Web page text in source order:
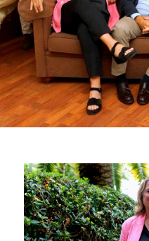
mejora que nos
bajo un criterio
situando al socio y a
principal de todas
COMITÉ EJECUTIVO
Javier Moreno
Pere Viñolas:
Sergio Palou
José Luis de
Antonio Llamas: